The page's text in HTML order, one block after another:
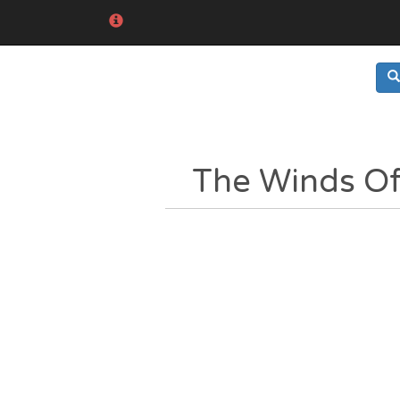
The Winds